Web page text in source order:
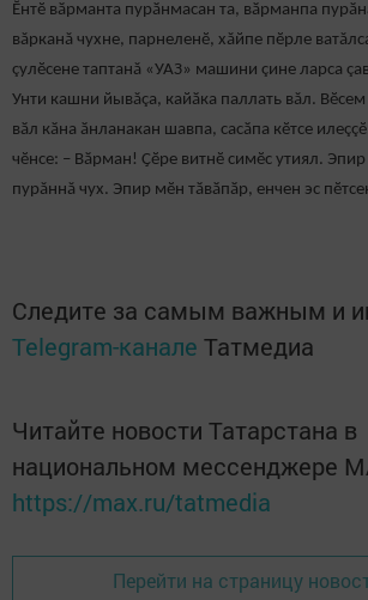
Ӗнтӗ вӑрманта пурӑнмасан та, вӑрманпа
вăрканă чухне, парнеленӗ, хăйпе пӗрле
çулӗсене таптанă «УАЗ» машини çине ларса
Унти кашни йывăçа, кайӑка паллать вăл. Вӗсем
вӑл кӑна ӑнланакан шавпа, сасӑпа кӗтсе
чӗнсе: – Вӑрман! Ҫӗре витнӗ симӗс утиял.
пурăннă чух. Эпир мӗн тӑвӑпӑр, енчен эс
Следите за самым важным и
Telegram-канале Татмедиа
Читайте новости Татарстана в
национальном мессенджере
https://max.ru/tatmedia
Перейти на страницу